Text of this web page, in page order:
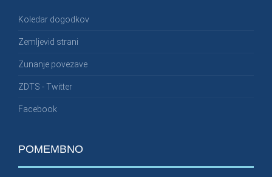
Koledar dogodkov
Zemljevid strani
Zunanje povezave
ZDTS - Twitter
Facebook
POMEMBNO